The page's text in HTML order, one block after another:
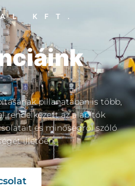
KFT.
pillanatában is több,
rendelkezett az alapítók
és minőségről szóló
illetően.